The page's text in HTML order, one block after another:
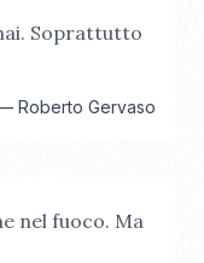
Soprattutto
Roberto Gervaso
nel fuoco. Ma